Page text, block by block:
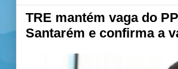
TRE mantém vaga do
Santarém e confirma a